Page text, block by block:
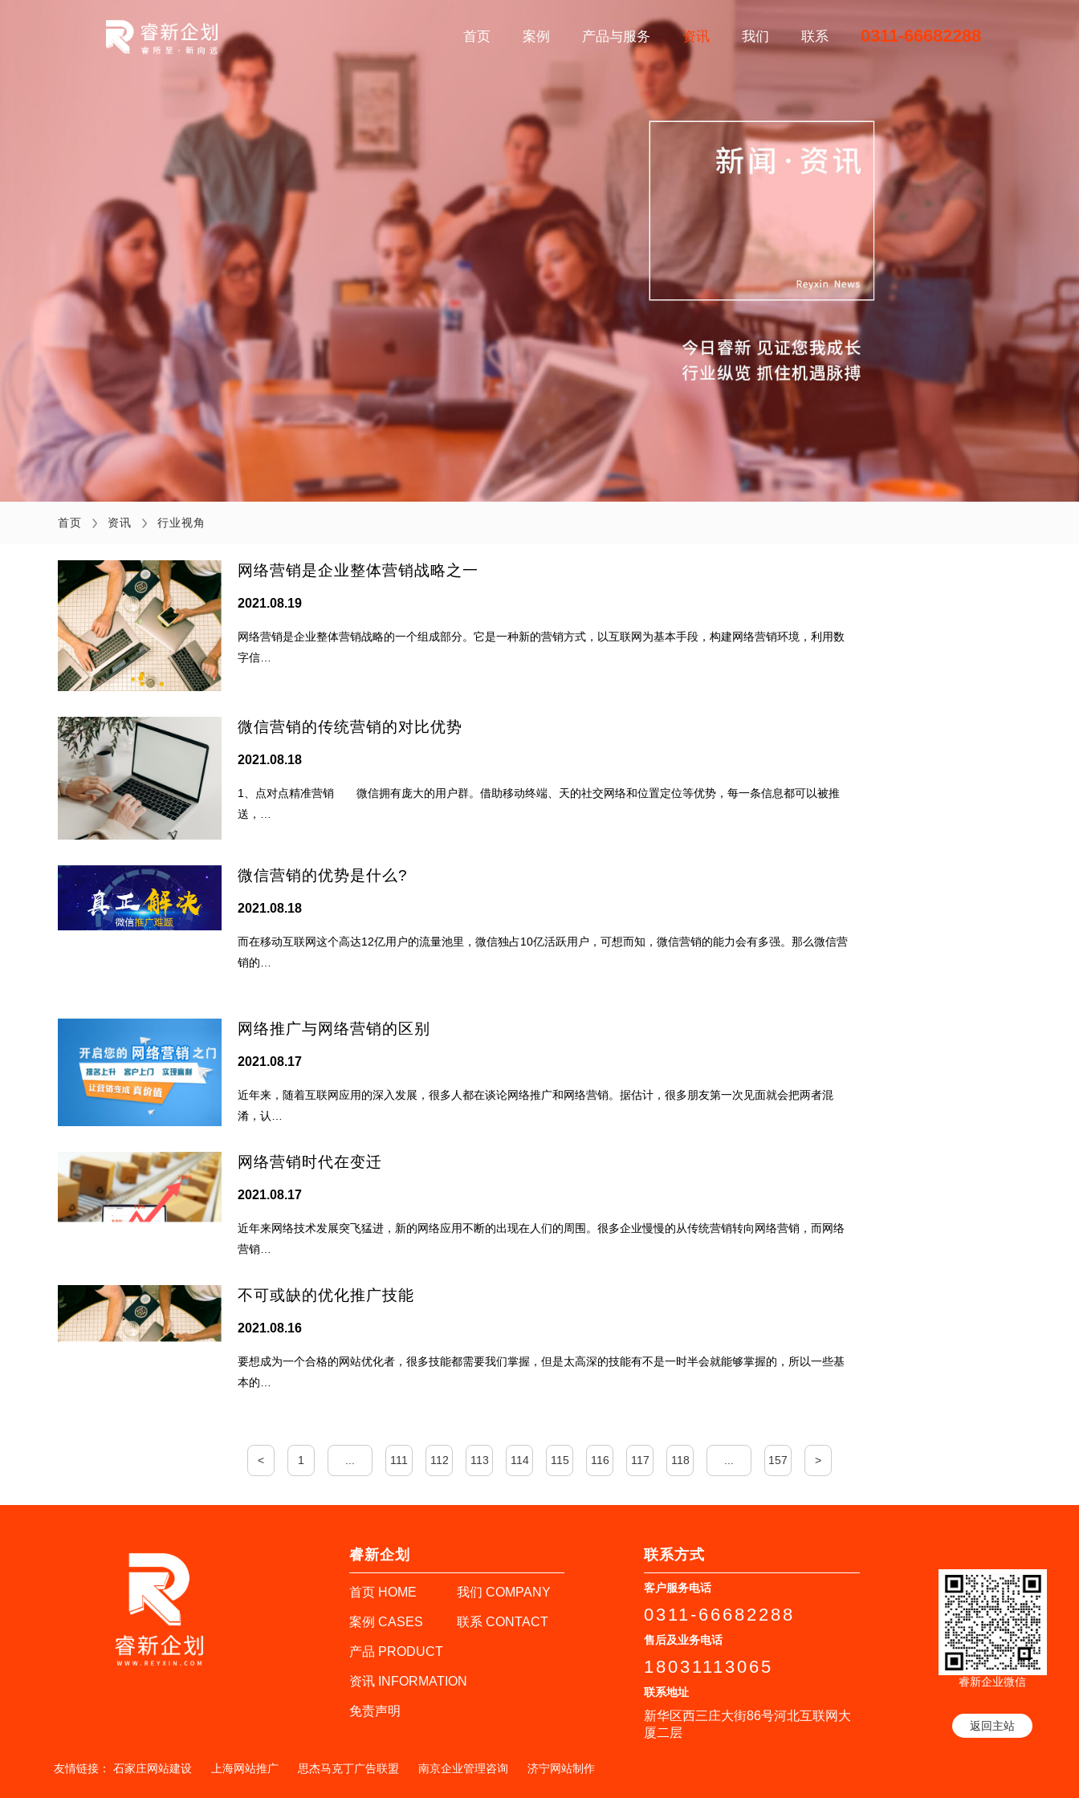
首页 案例 产品与服务 资讯 我们 联系 0311-66682288
首页 资讯 行业视角
网络营销是企业整体营销战略之一
2021.08.19
网络营销是企业整体营销战略的一个组成部分。它是一种新的营销方式，以互联网为基本手段，构建网络营销环境，利用数
字信…
微信营销的传统营销的对比优势
2021.08.18
1、点对点精准营销 微信拥有庞大的用户群。借助移动终端、天的社交网络和位置定位等优势，每一条信息都可以被推
送，…
微信营销的优势是什么?
2021.08.18
而在移动互联网这个高达12亿用户的流量池里，微信独占10亿活跃用户，可想而知，微信营销的能力会有多强。那么微信营
销的…
网络推广与网络营销的区别
2021.08.17
近年来，随着互联网应用的深入发展，很多人都在谈论网络推广和网络营销。据估计，很多朋友第一次见面就会把两者混
淆，认…
网络营销时代在变迁
2021.08.17
近年来网络技术发展突飞猛进，新的网络应用不断的出现在人们的周围。很多企业慢慢的从传统营销转向网络营销，而网络
营销…
不可或缺的优化推广技能
2021.08.16
要想成为一个合格的网站优化者，很多技能都需要我们掌握，但是太高深的技能有不是一时半会就能够掌握的，所以一些基
本的…
< 1 ... 111 112 113 114 115 116 117 118 ... 157 >
睿新企划
首页 HOME 我们 COMPANY
案例 CASES 联系 CONTACT
产品 PRODUCT
资讯 INFORMATION
免责声明
联系方式
客户服务电话
0311-66682288
售后及业务电话
18031113065
联系地址
新华区西三庄大街86号河北互联网大
厦二层
睿新企业微信
返回主站
友情链接：石家庄网站建设 上海网站推广 思杰马克丁广告联盟 南京企业管理咨询 济宁网站制作